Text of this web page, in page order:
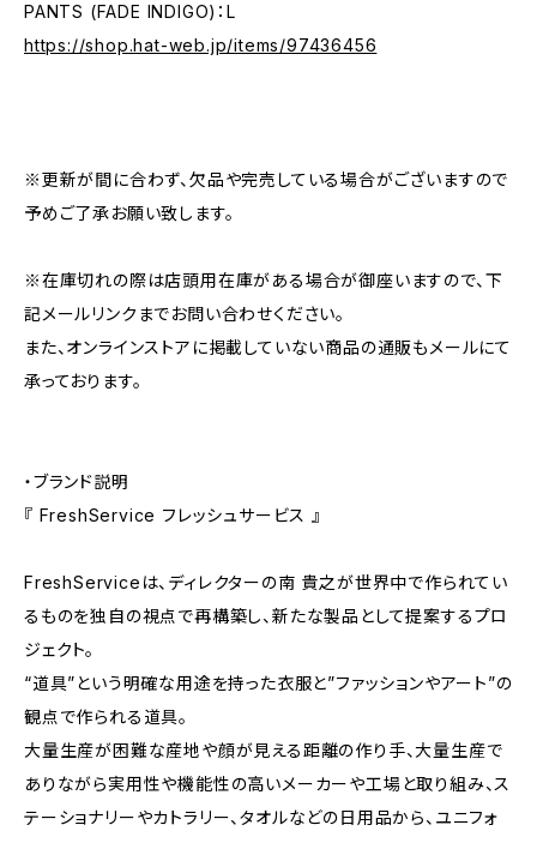
PANTS (FADE INDIGO)：L
https://shop.hat-web.jp/items/97436456
※更新が間に合わず、欠品や完売している場合がございますので
予めご了承お願い致します。
※在庫切れの際は店頭用在庫がある場合が御座いますので、下
記メールリンクまでお問い合わせください。
また、オンラインストアに掲載していない商品の通販もメールにて
承っております。
・ブランド説明
『 FreshService フレッシュサービス 』
FreshServiceは、ディレクターの南 貴之が世界中で作られてい
るものを独自の視点で再構築し、新たな製品として提案するプロ
ジェクト。
“道具”という明確な用途を持った衣服と”ファッションやアート”の
観点で作られる道具。
大量生産が困難な産地や顔が見える距離の作り手、大量生産で
ありながら実用性や機能性の高いメーカーや工場と取り組み、ス
テーショナリーやカトラリー、タオルなどの日用品から、ユニフォ